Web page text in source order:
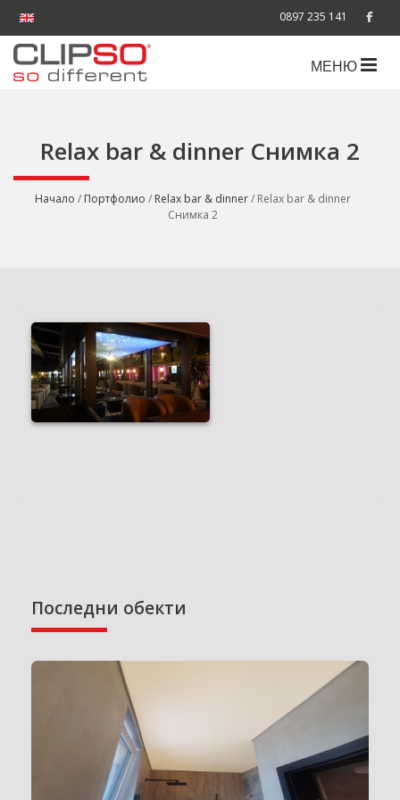
0897 235 141
МЕНЮ
Relax bar & dinner Снимка 2
Начало / Портфолио / Relax bar & dinner/ Relax bar & dinner
Снимка 2
Последни обекти